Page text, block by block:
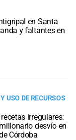
en Santa
y faltantes en
USO DE RECURSOS
irregulares:
desvío en
Córdoba